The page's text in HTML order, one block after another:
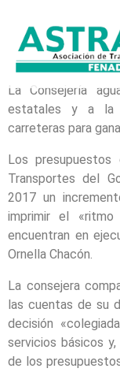
La Consejería
estatales y a la
carreteras para
Los
Transportes del
2017 un
imprimir el
encuentran en
Ornella Chacón.
La consejera
las cuentas de su
decisión
servicios básicos
de los